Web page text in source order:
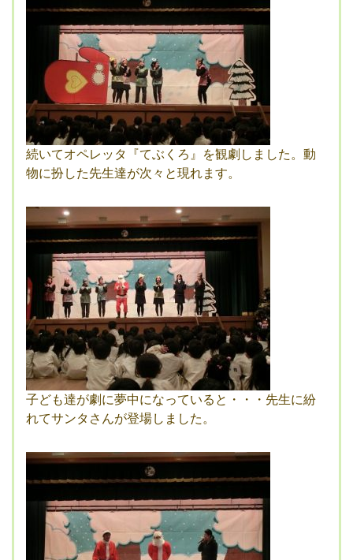
続いてオペレッタ『てぶくろ』を観劇しました。動
物に扮した先生達が次々と現れます。
子ども達が劇に夢中になっていると・・・先生に紛
れてサンタさんが登場しました。